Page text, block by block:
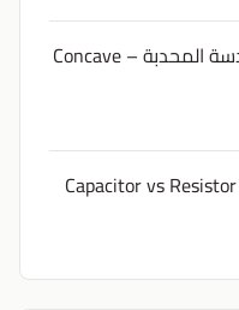
الفرق بين العدسة المقعرة والعدسة المحدبة – Concave